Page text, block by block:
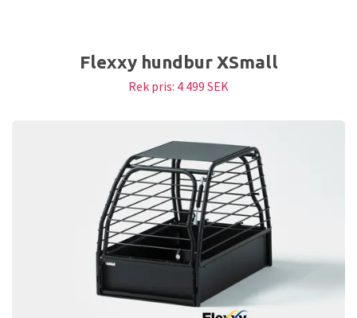
Flexxy hundbur XSmall
Rek pris: 4 499 SEK